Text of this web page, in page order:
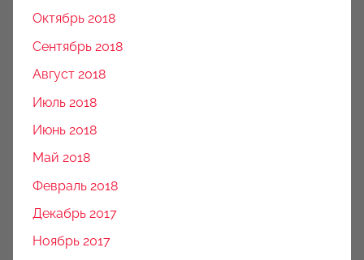
Октябрь 2018
Сентябрь 2018
Август 2018
Июль 2018
Июнь 2018
Май 2018
Февраль 2018
Декабрь 2017
Ноябрь 2017